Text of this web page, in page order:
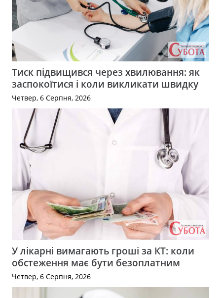
Тиск підвищився через хвилювання: як
заспокоїтися і коли викликати швидку
Четвер, 6 Серпня, 2026
У лікарні вимагають гроші за КТ: коли
обстеження має бути безоплатним
Четвер, 6 Серпня, 2026